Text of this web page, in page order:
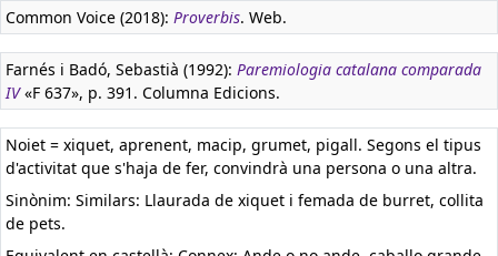
Common Voice (2018): Proverbis. Web.
Farnés i Badó, Sebastià (1992): Paremiologia catalana comparada
IV«F 637», p. 391. Columna Edicions.
Noiet = xiquet, aprenent, macip, grumet, pigall. Segons el tipus
d'activitat que s'haja de fer, convindrà una persona o una altra.
Sinònim: Similars: Llaurada de xiquet i femada de burret, collita
de pets.